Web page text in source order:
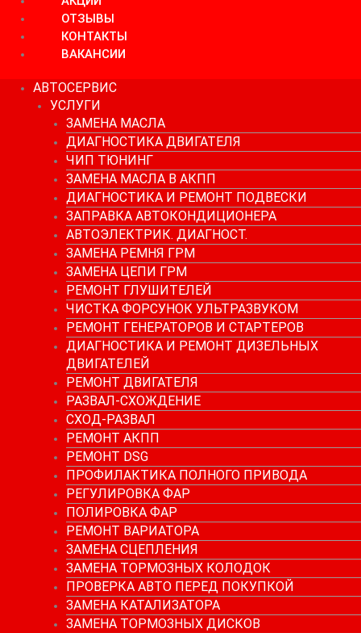
ОТЗЫВЫ
КОНТАКТЫ
ВАКАНСИИ
АВТОСЕРВИС
УСЛУГИ
ЗАМЕНА МАСЛА
ДИАГНОСТИКА ДВИГАТЕЛЯ
ЧИП ТЮНИНГ
ЗАМЕНА МАСЛА В АКПП
ДИАГНОСТИКА И РЕМОНТ ПОДВЕСКИ
ЗАПРАВКА АВТОКОНДИЦИОНЕРА
АВТОЭЛЕКТРИК. ДИАГНОСТ.
ЗАМЕНА РЕМНЯ ГРМ
ЗАМЕНА ЦЕПИ ГРМ
РЕМОНТ ГЛУШИТЕЛЕЙ
ЧИСТКА ФОРСУНОК УЛЬТРАЗВУКОМ
РЕМОНТ ГЕНЕРАТОРОВ И СТАРТЕРОВ
ДИАГНОСТИКА И РЕМОНТ ДИЗЕЛЬНЫХ
ДВИГАТЕЛЕЙ
РЕМОНТ ДВИГАТЕЛЯ
РАЗВАЛ-СХОЖДЕНИЕ
СХОД-РАЗВАЛ
РЕМОНТ АКПП
РЕМОНТ DSG
ПРОФИЛАКТИКА ПОЛНОГО ПРИВОДА
РЕГУЛИРОВКА ФАР
ПОЛИРОВКА ФАР
РЕМОНТ ВАРИАТОРА
ЗАМЕНА СЦЕПЛЕНИЯ
ЗАМЕНА ТОРМОЗНЫХ КОЛОДОК
ПРОВЕРКА АВТО ПЕРЕД ПОКУПКОЙ
ЗАМЕНА КАТАЛИЗАТОРА
ЗАМЕНА ТОРМОЗНЫХ ДИСКОВ